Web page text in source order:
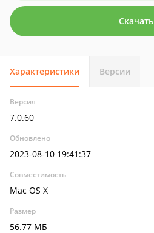
Скачать
Характеристики Версии
Версия
7.0.60
Обновлено
2023-08-10 19:41:37
Совместимость
Mac OS X
Размер
56.77 МБ